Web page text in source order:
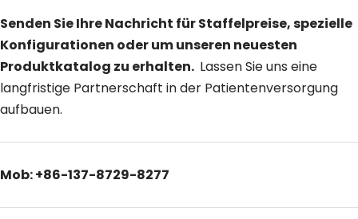
Senden Sie Ihre Nachricht für Staffelpreise, spezielle
Konfigurationen oder um unseren neuesten
Produktkatalog zu erhalten. Lassen Sie uns eine
langfristige Partnerschaft in der Patientenversorgung
aufbauen.
Mob: +86-137-8729-8277